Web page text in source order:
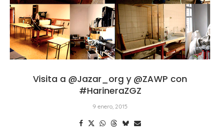
Visita a @Jazar_org y @ZAWP con
#HarineraZGZ
9 enero, 2015